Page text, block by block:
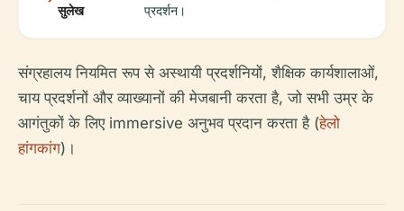
सुलेख
प्रदर्शन।
संग्रहालय नियमित रूप से अस्थायी प्रदर्शनियों, शैक्षिक कार्यशालाओं,
चाय प्रदर्शनों और व्याख्यानों की मेजबानी करता है, जो सभी उम्र के
आगंतुकों के लिए immersive अनुभव प्रदान करता है (हेलो
हांगकांग)।